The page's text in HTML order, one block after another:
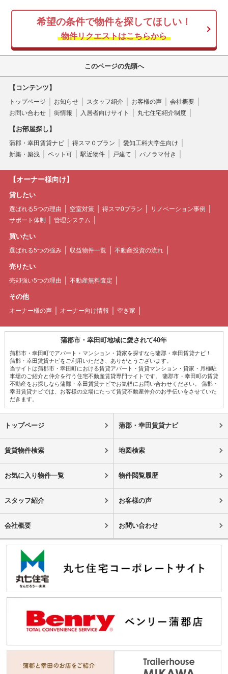
希望の条件で物件を探してほしい！
物件リクエストはこちらから
このページの先頭へ
【コンテンツ】
トップページ お知らせ スタッフ紹介 お客様の声
会社概要
お問い合わせ
街情報 入居者向けサイト 丸七住宅紹介制度
【お部屋探し】
蒲郡・幸田賃貸ナビ 得スマ０プラン
愛知工科大学生向け
新築・築浅
ペット可 駅近物件 戸建て パノラマ付き
【オーナー様向け】
貸したい
選ばれる5つの理由 空室対策 得スマ0プラン
リノベーション事例
サポート体制
管理システム
買いたい
選ばれる5つの強み 収益物件一覧 不動産投資の流れ
売りたい
売却強い5つの理由 不動産無料査定
その他
オーナー様の声 オーナー向け情報 空き家
蒲郡市・幸田町地域に愛されて40年
蒲郡市・幸田町でアパート・マンション・貸家を探すなら蒲郡・幸田賃貸ナビ！
蒲郡・幸田賃貸ナビをご利用いただき、ありがとうございます。
当サイトは蒲郡市・幸田町における賃貸アパート・賃貸マンション・貸家・月極駐
車場のご紹介と仲介を行う住宅不動産賃貸専門サイトです。 蒲郡市・幸田町の賃貸
不動産をお探しなら蒲郡・幸田賃貸ナビでお気軽にお問い合わせください。 蒲郡・
幸田賃貸ナビでは、お客様の立場にたって賃貸不動産仲介のお手伝いをさせていた
だきます。
トップページ 蒲郡・幸田賃貸ナビ
賃貸物件検索 地図検索
お気に入り物件一覧 物件閲覧履歴
スタッフ紹介 お客様の声
会社概要 お問い合わせ